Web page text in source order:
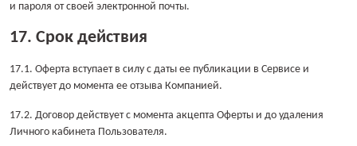
и пароля от своей электронной почты.
17. Срок действия
17.1. Оферта вступает в силу с даты ее публикации в Сервисе и
действует до момента ее отзыва Компанией.
17.2. Договор действует с момента акцепта Оферты и до удаления
Личного кабинета Пользователя.